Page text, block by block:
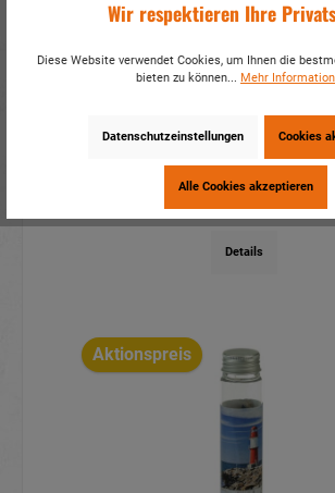
Kinderflöte Fisch aus
8x4x6cm
Artikelnummer:17681
Mehr Infos?Hier
Details
Aktionspreis
Wir respektieren Ihre
Diese Website verwendet Cookies, um Ihnen die
bieten zu können... Mehr
Datenschutzeinstellungen Cookies
Alle Cookies akzeptieren